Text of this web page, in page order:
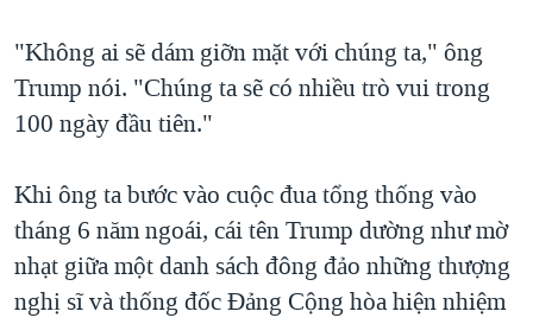
"Không ai sẽ dám giỡn mặt với chúng ta," ông
Trump nói. "Chúng ta sẽ có nhiều trò vui trong
100 ngày đầu tiên."
Khi ông ta bước vào cuộc đua tổng thống vào
tháng 6 năm ngoái, cái tên Trump dường như mờ
nhạt giữa một danh sách đông đảo những thượng
nghị sĩ và thống đốc Đảng Cộng hòa hiện nhiệm